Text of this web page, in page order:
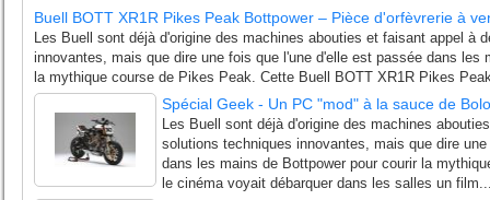
Buell BOTT XR1R Pikes Peak Bottpower – Pièce d'orfèvrerie à
Les Buell sont déjà d'origine des machines abouties et faisant appel à
innovantes, mais que dire une fois que l'une d'elle est passée dans les
la mythique course de Pikes Peak. Cette Buell BOTT XR1R Pikes
Spécial Geek - Un PC "mod" à la sauce de
Les Buell sont déjà d'origine des machines
solutions techniques innovantes, mais que dire
dans les mains de Bottpower pour courir la
le cinéma voyait débarquer dans les salles un